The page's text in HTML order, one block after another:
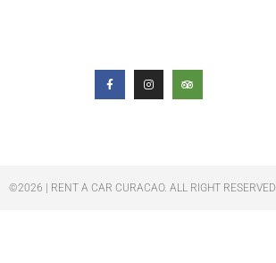
©2026 | RENT A CAR CURACAO. ALL RIGHT RESERVED